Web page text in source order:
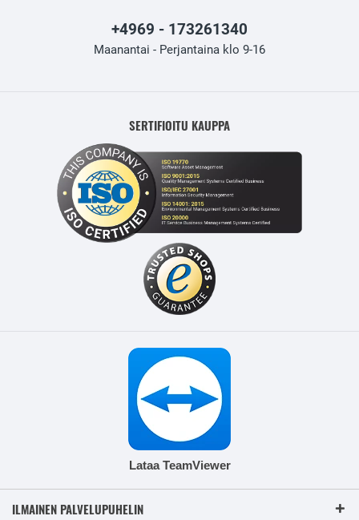
+4969 - 173261340
Maanantai - Perjantaina klo 9-16
SERTIFIOITU KAUPPA
Lataa TeamViewer
ILMAINEN PALVELUPUHELIN